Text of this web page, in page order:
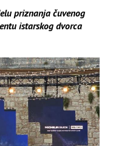
priznanja čuvenog
istarskog dvorca